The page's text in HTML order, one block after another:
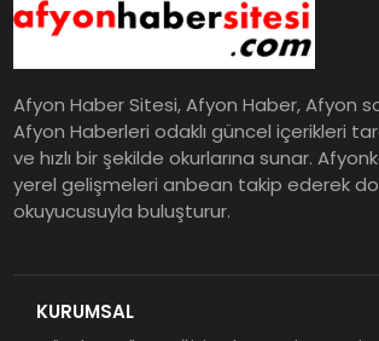
Afyon Haber Sitesi, Afyon Haber, Afyon
Afyon Haberleri odaklı güncel içerikleri
ve hızlı bir şekilde okurlarına sunar.
yerel gelişmeleri anbean takip ederek
okuyucusuyla buluşturur.
KURUMSAL